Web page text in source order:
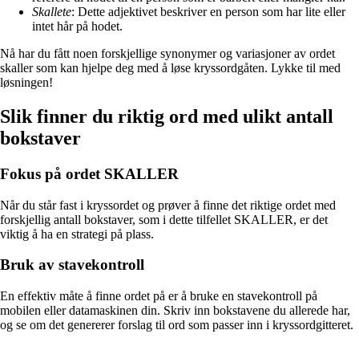
Skallete: Dette adjektivet beskriver en person som har lite eller
intet hår på hodet.
Nå har du fått noen forskjellige synonymer og variasjoner av ordet
skaller som kan hjelpe deg med å løse kryssordgåten. Lykke til med
løsningen!
Slik finner du riktig ord med ulikt antall
bokstaver
Fokus på ordet SKALLER
Når du står fast i kryssordet og prøver å finne det riktige ordet med
forskjellig antall bokstaver, som i dette tilfellet SKALLER, er det
viktig å ha en strategi på plass.
Bruk av stavekontroll
En effektiv måte å finne ordet på er å bruke en stavekontroll på
mobilen eller datamaskinen din. Skriv inn bokstavene du allerede har,
og se om det genererer forslag til ord som passer inn i kryssordgitteret.